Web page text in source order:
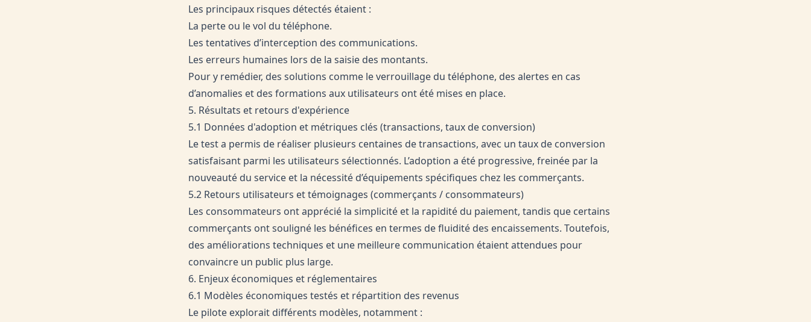
Les principaux risques détectés étaient :
La perte ou le vol du téléphone.
Les tentatives d’interception des communications.
Les erreurs humaines lors de la saisie des montants.
Pour y remédier, des solutions comme le verrouillage du téléphone, des alertes en cas
d’anomalies et des formations aux utilisateurs ont été mises en place.
5. Résultats et retours d'expérience
5.1 Données d'adoption et métriques clés (transactions, taux de conversion)
Le test a permis de réaliser plusieurs centaines de transactions, avec un taux de conversion
satisfaisant parmi les utilisateurs sélectionnés. L’adoption a été progressive, freinée par la
nouveauté du service et la nécessité d’équipements spécifiques chez les commerçants.
5.2 Retours utilisateurs et témoignages (commerçants / consommateurs)
Les consommateurs ont apprécié la simplicité et la rapidité du paiement, tandis que certains
commerçants ont souligné les bénéfices en termes de fluidité des encaissements. Toutefois,
des améliorations techniques et une meilleure communication étaient attendues pour
convaincre un public plus large.
6. Enjeux économiques et réglementaires
6.1 Modèles économiques testés et répartition des revenus
Le pilote explorait différents modèles, notamment :